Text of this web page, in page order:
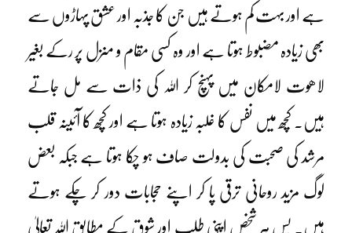
ہے اور بہت کم ہوتے ہیں جن کا جذبہ اور عشق پہاڑوں سے
بھی زیادہ مضبوط ہوتا ہے اور وہ کسی مقام و منزل پر رکے بغیر
لاھوت لامکان میں پہنچ کر اللہ کی ذات سے مل جاتے
ہیں۔ کچھ میں نفس کا غلبہ زیادہ ہوتا ہے اور کچھ کا آئینہ قلب
مرشد کی صحبت کی بدولت صاف ہو چکا ہوتا ہے جبکہ بعض
لوگ مزید روحانی ترقی پا کر اپنے حجابات دور کر چکے ہوتے
ہیں۔ پس ہر شخص اپنی طلب اور شوق کے مطابق اللہ تعالیٰ